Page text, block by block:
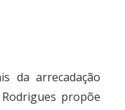
da arrecadação
propõe